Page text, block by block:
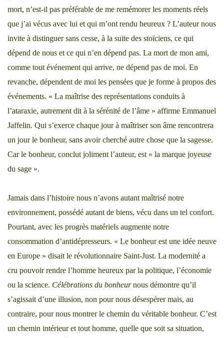
mort, n’est-il pas préférable de me remémorer les moments réels
que j’ai vécus avec lui et qui m’ont rendu heureux ? L’auteur nous
invite à distinguer sans cesse, à la suite des stoïciens, ce qui
dépend de nous et ce qui n’en dépend pas. La mort de mon ami,
comme tout événement qui arrive, ne dépend pas de moi. En
revanche, dépendent de moi les pensées que je forme à propos des
événements. « La maîtrise des représentations conduits à
l’ataraxie, autrement dit à la sérénité de l’âme » affirme Emmanuel
Jaffelin. Qui s’exerce chaque jour à maîtriser son âme rencontrera
un jour le bonheur, sans avoir cherché autre chose que la sagesse.
Car le bonheur, conclut joliment l’auteur, est « la marque joyeuse
du sage ».
Jamais dans l’histoire nous n’avons autant maîtrisé notre
environnement, possédé autant de biens, vécu dans un tel confort.
Pourtant, avec les progrès matériels augmente notre
consommation d’antidépresseurs. « Le bonheur est une idée neuve
en Europe » disait le révolutionnaire Saint-Just. La modernité a
cru pouvoir rendre l’homme heureux par la politique, l’économie
ou la science. Célébrations du bonheurnous démontre qu’il
s’agissait d’une illusion, non pour nous désespérer mais, au
contraire, pour nous montrer le chemin du véritable bonheur. C’est
un chemin intérieur et tout homme, quelle que soit sa situation,